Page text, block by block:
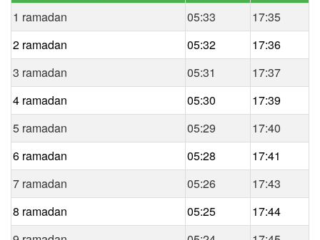
1 ramadan
05:33
17:35
2 ramadan
05:32
17:36
3 ramadan
05:31
17:37
4 ramadan
05:30
17:39
5 ramadan
05:29
17:40
6 ramadan
05:28
17:41
7 ramadan
05:26
17:43
8 ramadan
05:25
17:44